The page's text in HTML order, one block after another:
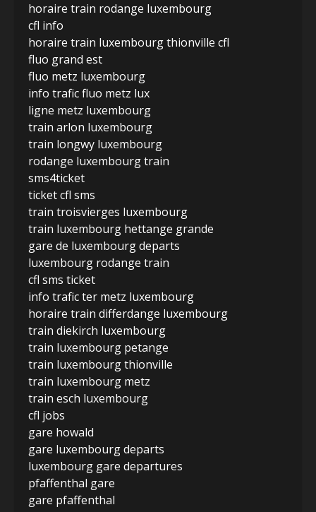
horaire train rodange luxembourg
cfl info
horaire train luxembourg thionville cfl
fluo grand est
fluo metz luxembourg
info trafic fluo metz lux
ligne metz luxembourg
train arlon luxembourg
train longwy luxembourg
rodange luxembourg train
sms4ticket
ticket cfl sms
train troisvierges luxembourg
train luxembourg hettange grande
gare de luxembourg departs
luxembourg rodange train
cfl sms ticket
info trafic ter metz luxembourg
horaire train differdange luxembourg
train diekirch luxembourg
train luxembourg petange
train luxembourg thionville
train luxembourg metz
train esch luxembourg
cfl jobs
gare howald
gare luxembourg departs
luxembourg gare departures
pfaffenthal gare
gare pfaffenthal